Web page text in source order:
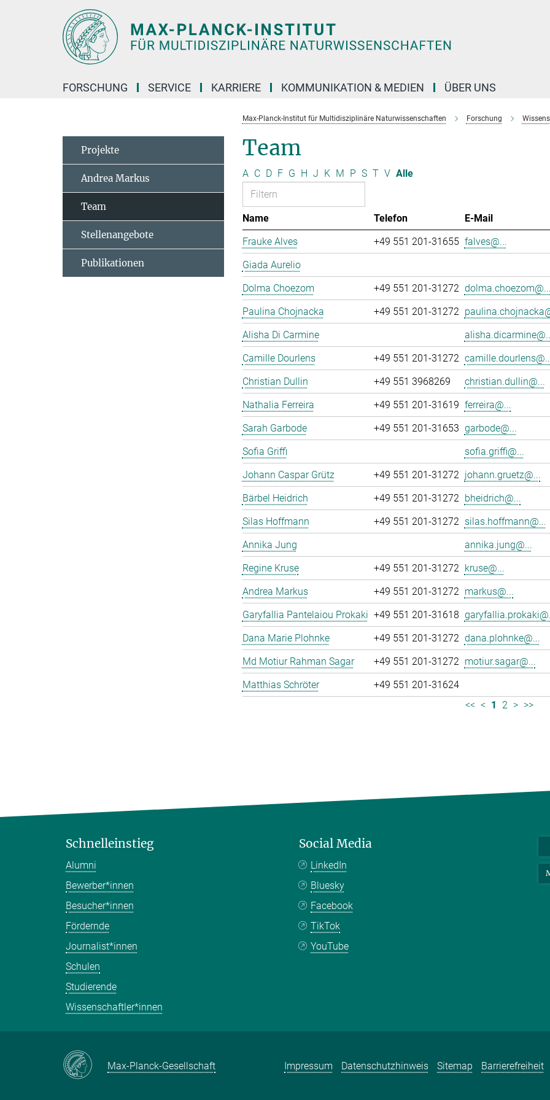
FORSCHUNG SERVICE KARRIERE KOMMUNIKATION & MEDIEN ÜBER UNS
Max-Planck-Institut für Multidisziplinäre Naturwissenschaften Forschung
Team
A C D F G H J K M P S T V Alle
Name Telefon
E-Mail
Frauke Alves
+49 551 201-31655 falves@...
Giada Aurelio
Dolma Choezom
+49 551 201-31272 dolma.choezom@...
Paulina Chojnacka
+49 551 201-31272
Alisha Di Carmine
Camille Dourlens
+49 551 201-31272
Christian Dullin
+49 551 3968269
christian.dullin@...
Nathalia Ferreira
+49 551 201-31619 ferreira@...
Sarah Garbode
+49 551 201-31653 garbode@...
Sofia Griffi
sofia.griffi@...
Johann Caspar Grütz
+49 551 201-31272 johann.gruetz@...
Bärbel Heidrich
+49 551 201-31272 bheidrich@...
Silas Hoffmann
+49 551 201-31272 silas.hoffmann@...
Annika Jung
annika.jung@...
Regine Kruse
+49 551 201-31272 kruse@...
Andrea Markus
+49 551 201-31272 markus@...
Garyfallia Pantelaiou Prokaki +49 551 201-31618
Dana Marie Plohnke
+49 551 201-31272 dana.plohnke@...
Md Motiur Rahman Sagar
+49 551 201-31272 motiur.sagar@...
Matthias Schröter
+49 551 201-31624
<< < 1 2 > >>
Projekte
Andrea Markus
Team
Stellenangebote
Publikationen
Schnelleinstieg
Alumni
Bewerber*innen
Besucher*innen
Fördernde
Journalist*innen
Schulen
Studierende
Wissenschaftler*innen
Social Media
LinkedIn
Bluesky
Facebook
TikTok
YouTube
Max-Planck-Gesellschaft Impressum Datenschutzhinweis Sitemap Barrierefreiheit